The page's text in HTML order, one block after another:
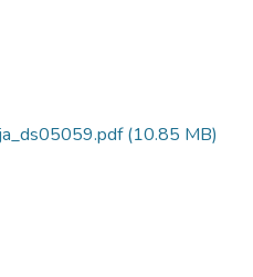
(10.85 MB)